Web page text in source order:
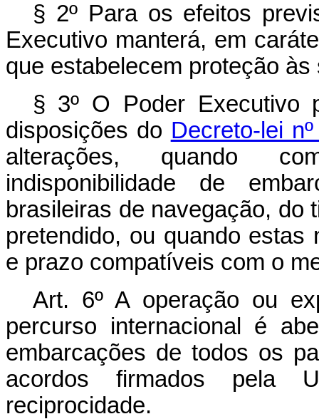
§ 2º Para os efeitos
Executivo manterá, em
que estabelecem proteção
§ 3º O Poder Executivo
disposições do Decreto-lei
alterações, quando
indisponibilidade de
brasileiras de navegação, do
pretendido, ou quando
e prazo compatíveis com o
Art. 6º A operação ou
percurso internacional é
embarcações de todos os
acordos firmados pela
reciprocidade.